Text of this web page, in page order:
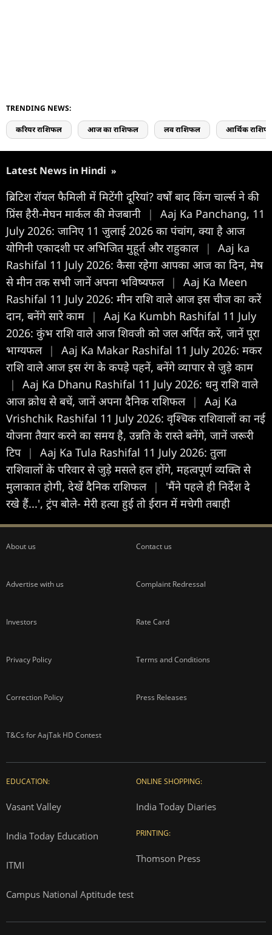
TRENDING NEWS:
करियर राशिफल आज का राशिफल लव राशिफल आर्थिक
Latest News in Hindi »
ब्रिटिश रॉयल फैमिली में मिटेंगी दूरियां? वर्षों बाद किंग चार्ल्स ने की
प्रिंस हैरी-मेघन मार्कल की मेजबानी
|
Aaj Ka Panchang, 11
July 2026: जानिए 11 जुलाई 2026 का पंचांग, क्या है आज
योगिनी एकादशी पर अभिजित मुहूर्त और राहुकाल |
Aaj ka
Rashifal 11 July 2026: कैसा रहेगा आपका आज का द‍िन, मेष
से मीन तक सभी जानें अपना भविष्यफल |
Aaj Ka Meen
Rashifal 11 July 2026: मीन राशि वाले आज इस चीज का करें
दान, बनेंगे सारे काम
|
Aaj Ka Kumbh Rashifal 11 July
2026: कुंभ राशि वाले आज शिवजी को जल अर्पित करें, जानें पूरा
भाग्यफल |
Aaj Ka Makar Rashifal 11 July 2026: मकर
राशि वाले आज इस रंग के कपड़े पहनें, बनेंगे व्यापार से जुड़े काम
|
Aaj Ka Dhanu Rashifal 11 July 2026: धनु राशि वाले
आज क्रोध से बचें, जानें अपना दैनिक राशिफल |
Aaj Ka
Vrishchik Rashifal 11 July 2026: वृश्चिक राशिवालों का नई
योजना तैयार करने का समय है, उन्नति के रास्ते बनेंगे, जानें जरूरी
टिप |
Aaj Ka Tula Rashifal 11 July 2026: तुला
राशिवालों के परिवार से जुड़े मसले हल होंगे, महत्वपूर्ण व्यक्ति से
मुलाकात होगी, देखें दैनिक राशिफल |
'मैंने पहले ही निर्देश दे
रखे हैं...', ट्रंप बोले- मेरी हत्या हुई तो ईरान में मचेगी तबाही
About us Contact us
Advertise with us Complaint Redressal
Investors Rate Card
Privacy Policy Terms and Conditions
Correction Policy Press Releases
T&Cs for AajTak HD Contest
EDUCATION:
Vasant Valley
India Today Education
ITMI
Campus National Aptitude test
ONLINE SHOPPING:
India Today Diaries
PRINTING:
Thomson Press